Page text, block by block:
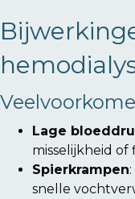
Lage
misselijkheid
Spierkrampen
snelle